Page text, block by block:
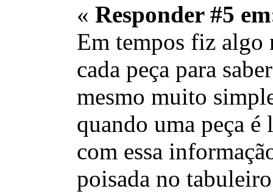
« Responder #5
Em tempos fiz algo
cada peça para
mesmo muito
quando uma peça é
com essa
poisada no